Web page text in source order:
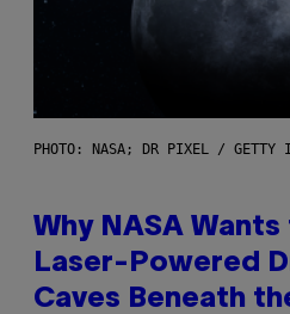
PHOTO: NASA; DR PIXEL / GETTY
Why NASA Wants
Laser-Powered
Caves Beneath